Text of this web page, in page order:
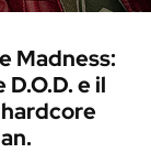
Madness:
e il